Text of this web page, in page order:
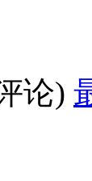
论)